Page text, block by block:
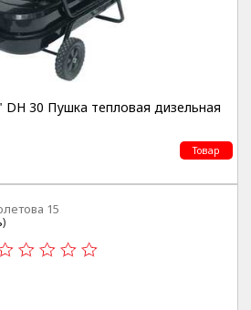
30 Пушка тепловая дизельная
Товар
15
)